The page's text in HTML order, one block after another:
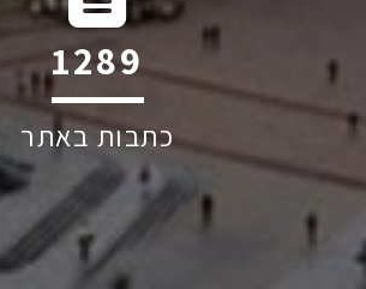
1841
כתבות באתר